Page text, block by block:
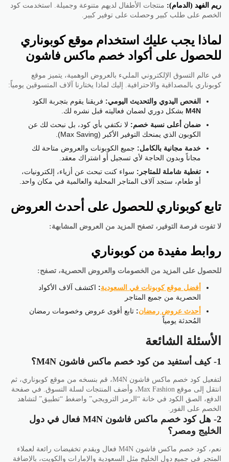
ريم الفهد (الدمام): منتجات الأطفال لديهم متنوعة وجميلة. استخدمت كود
الخصم على طلب كبير وحصلت على توفير كبير.
لماذا يجب عليك استخدام موقع كوبوناري
للحصول على أكواد خصم ماكس فاشون
في عالم التسوق الإلكتروني المليء بالعروض الوهمية، يتميز موقع
كوبوناري بالمصداقية والاحترافية. إليك لماذا يختارنا آلاف المتسوقين يومياً:
الفحص اليدوي والتحديث اليومي: فريقنا يقوم بتجربة الكود
M4N بشكل دوري لضمان فعاليته قبل نشره لك.
ضمان أعلى نسبة خصم: لا نكتفي بأي كود، بل نبحث لك عن
الكوبون الذي يمنحك التوفير الأكبر (Max Saving).
خدمة مجانية بالكامل: جميع الكوبونات والعروض متاحة لك
مجاناً وبدون الحاجة لأي تسجيل أو اشتراك معقد.
تغطية شاملة للمتاجر: سواء كنت تبحث عن أزياء، إلكترونيات،
أو طعام، ستجد آلاف المتاجر المحلية والعالمية في مكان واحد.
تابع كوبوناري للحصول على أحدث العروض
لا تفوت فرصة التوفير، تصفح المزيد من العروض المشابهة:
روابط مفيدة من كوبوناري
للحصول على المزيد من الخصومات والعروض الحصرية، تصفح:
أفضل موقع كوبونات في السعودية: اكتشف آلاف الأكواد
الحصرية من جميع المتاجر
أحدث عروض رمضان: تابع أقوى عروض وخصومات رمضان
المُحدثة يومياً
الأسئلة الشائعة
1- كيف أستفيد من كود خصم ماكس فاشون M4N؟
لتفعيل كود خصم ماكس فاشون M4N، قم بنسخه من موقع كوبوناري، ثم
انتقل إلى موقع Max Fashion، وأضف المنتجات لسلة التسوق. في صفحة
الدفع، الصق الكود في خانة “الرمز الترويجي” واضغط “تطبيق” لتشاهد
الخصم على الفور.
2- هل كود خصم ماكس فاشون M4N فعال في دول
الخليج ومصر؟
نعم، كود خصم ماكس فاشون M4N فعال ويقدم تخفيضات رائعة لعملاء
المتجر في جميع دول الخليج مثل السعودية والإمارات والكويت، بالإضافة